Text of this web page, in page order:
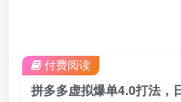
付费阅读